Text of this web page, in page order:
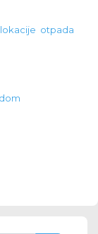
otpada